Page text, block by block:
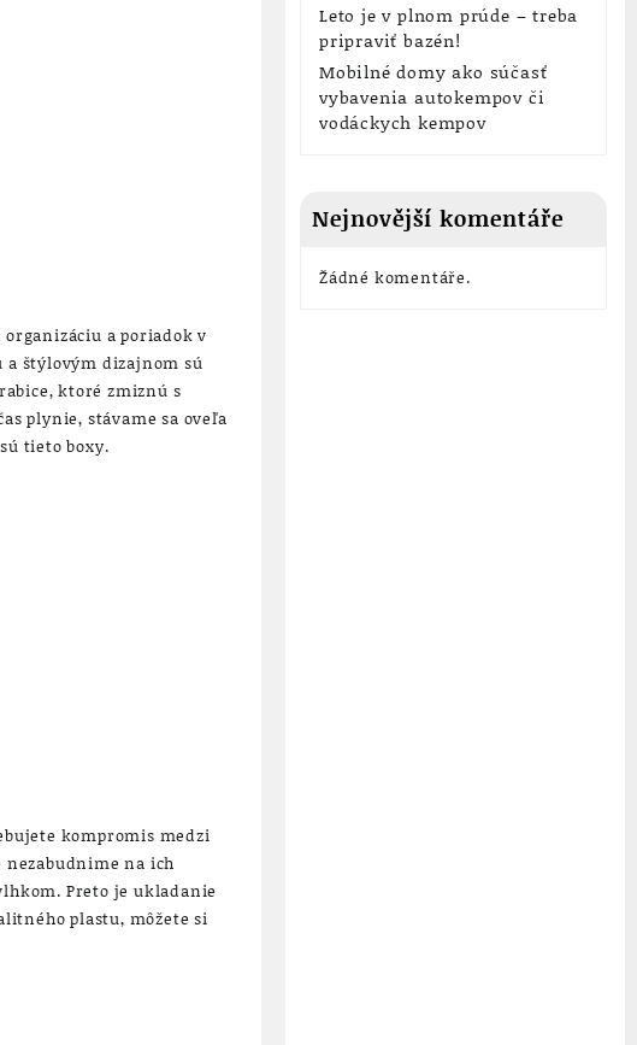
a poriadok v
štýlovým dizajnom sú
ktoré zmiznú s
plynie, stávame sa oveľa
tieto boxy.
kompromis medzi
na ich
Preto je ukladanie
plastu, môžete si
Leto je v plnom prúde – treba
pripraviť bazén!
Mobilné domy ako súčasť
vybavenia autokempov či
vodáckych kempov
Nejnovější komentáře
Žádné komentáře.